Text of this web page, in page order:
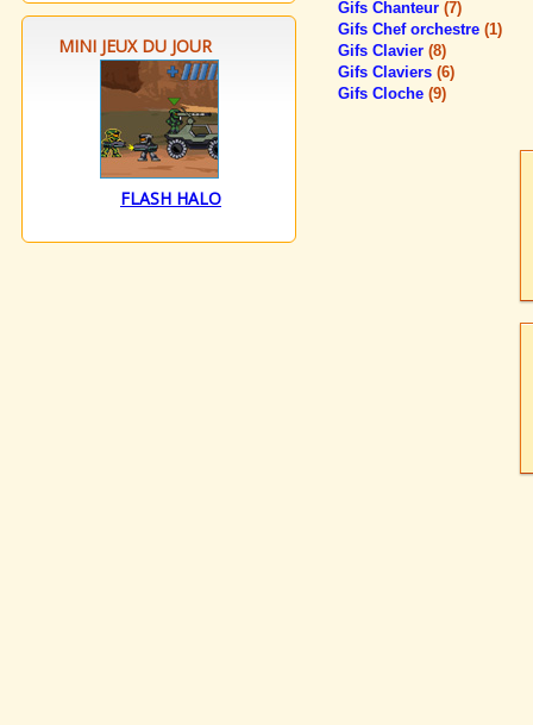
MINI JEUX DU JOUR
FLASH HALO
Gifs Chanteur (7)
Gifs Chef orchestre (1)
Gifs Clavier (8)
Gifs Claviers (6)
Gifs Cloche (9)